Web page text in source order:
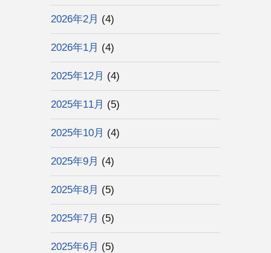
2026年2月 (4)
2026年1月 (4)
2025年12月 (4)
2025年11月 (5)
2025年10月 (4)
2025年9月 (4)
2025年8月 (5)
2025年7月 (5)
2025年6月 (5)